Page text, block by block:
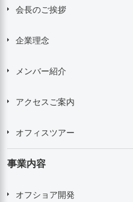
会長のご挨拶
企業理念
メンバー紹介
アクセスご案内
オフィスツアー
事業内容
オフショア開発